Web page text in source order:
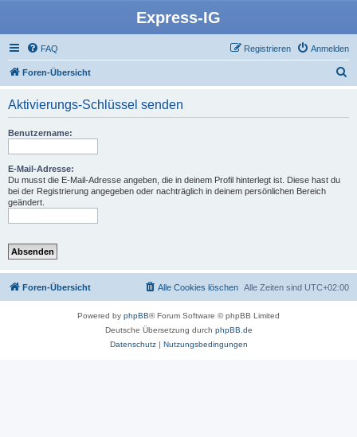
Express-IG
FAQ Anmelden
Registrieren
Foren-Übersicht
Aktivierungs-Schlüssel senden
Benutzername:
E-Mail-Adresse:
Du musst die E-Mail-Adresse angeben, die in deinem Profil hinterlegt ist. Diese hast du
bei der Registrierung angegeben oder nachträglich in deinem persönlichen Bereich
geändert.
Foren-Übersicht Alle Zeiten sind UTC+02:00
Alle Cookies löschen
Powered by phpBB® Forum Software © phpBB Limited
Deutsche Übersetzung durch phpBB.de
Datenschutz| Nutzungsbedingungen